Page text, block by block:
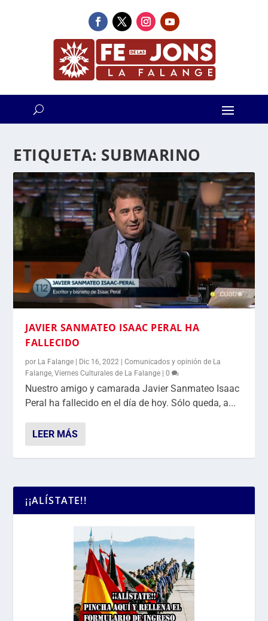
ETIQUETA: SUBMARINO
JAVIER SANMATEO ISAAC PERAL HA
FALLECIDO
por La Falange | Dic 16, 2022 |Comunicados y opinión de La
Falange ,Viernes Culturales de La Falange |0
Nuestro amigo y camarada Javier Sanmateo Isaac
Peral ha fallecido en el día de hoy. Sólo queda, a...
LEER MÁS
¡¡ALÍSTATE!!